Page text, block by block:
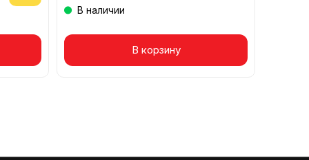
Товар в корзине
В наличии
В корзину